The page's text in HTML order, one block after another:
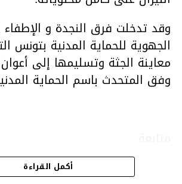
وقد تدخلت فرق النجدة و الإطفاء
الجهوية للحماية المدنية بتونس
معاينة الجثة وتسليمها إلى
وفق المتحدث باسم الحماية
أكمل القراءة